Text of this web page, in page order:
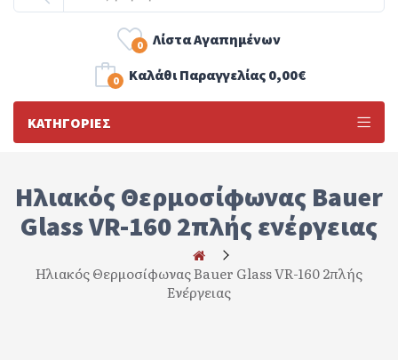
0 Λίστα Αγαπημένων
0 Kαλάθι Παραγγελίας 0,00€
ΚΑΤΗΓΟΡΊΕΣ
Ηλιακός Θερμοσίφωνας Bauer
Glass VR-160 2πλής ενέργειας
Ηλιακός Θερμοσίφωνας Bauer Glass VR-160 2πλής
Ενέργειας